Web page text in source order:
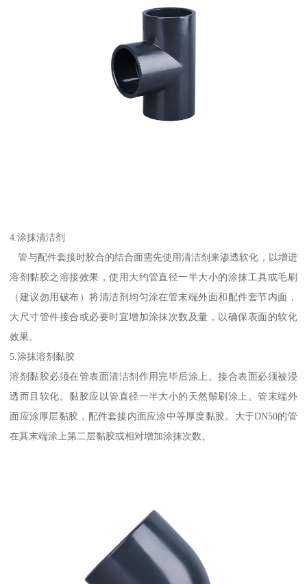
4.涂抹清洁剂
管与配件套接时胶合的结合面需先使用清洁剂来渗透软化，以增进
溶剂黏胶之溶接效果，使用大约管直径一半大小的涂抹工具或毛刷
（建议勿用破布）将清洁剂均匀涂在管末端外面和配件套节内面，
大尺寸管件接合或必要时宜增加涂抹次数及量，以确保表面的软化
效果。
5.涂抹溶剂黏胶
溶剂黏胶必须在管表面清洁剂作用完毕后涂上。接合表面必须被浸
透而且软化。黏胶应以管直径一半大小的天然鬃刷涂上。管末端外
面应涂厚层黏胶，配件套接内面应涂中等厚度黏胶。大于DN50的管
在其末端涂上第二层黏胶或相对增加涂抹次数。